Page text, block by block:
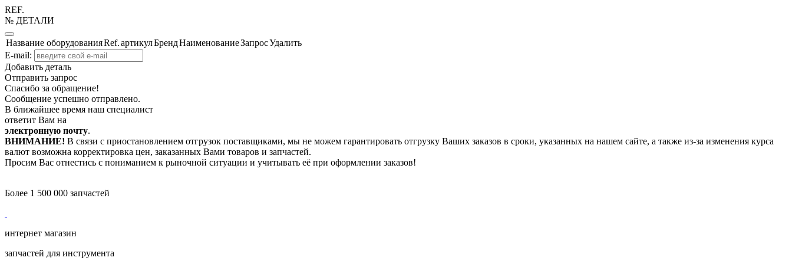
REF.
№ ДЕТАЛИ
Название оборудованияRef.артикулБрендНаименованиеЗапросУдалить
E-mail:
Добавить деталь
Отправить запрос
Спасибо за обращение!
Сообщение успешно отправлено.
В ближайшее время наш специалист
ответит Вам на
электронную почту.
ВНИМАНИЕ! В связи с приостановлением отгрузок поставщиками, мы не можем гарантировать отгрузку Ваших заказов в сроки, указанных на нашем сайте, а также из-за изменения курса
валют возможна корректировка цен, заказанных Вами товаров и запчастей.
Просим Вас отнестись с пониманием к рыночной ситуации и учитывать её при оформлении заказов!
Более 1 500 000 запчастей
интернет магазин
запчастей для инструмента